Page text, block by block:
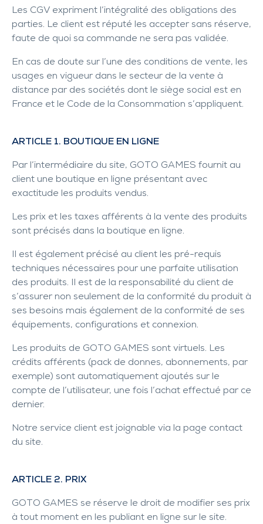
Les CGV expriment l’intégralité des obligations des
parties. Le client est réputé les accepter sans réserve,
faute de quoi sa commande ne sera pas validée.
En cas de doute sur l’une des conditions de vente, les
usages en vigueur dans le secteur de la vente à
distance par des sociétés dont le siège social est en
France et le Code de la Consommation s’appliquent.
ARTICLE 1. BOUTIQUE EN LIGNE
Par l’intermédiaire du site, GOTO GAMES fournit au
client une boutique en ligne présentant avec
exactitude les produits vendus.
Les prix et les taxes afférents à la vente des produits
sont précisés dans la boutique en ligne.
Il est également précisé au client les pré-requis
techniques nécessaires pour une parfaite utilisation
des produits. Il est de la responsabilité du client de
s’assurer non seulement de la conformité du produit à
ses besoins mais également de la conformité de ses
équipements, configurations et connexion.
Les produits de GOTO GAMES sont virtuels. Les
crédits afférents (pack de donnes, abonnements, par
exemple) sont automatiquement ajoutés sur le
compte de l’utilisateur, une fois l’achat effectué par ce
dernier.
Notre service client est joignable via la page contact
du site.
ARTICLE 2. PRIX
GOTO GAMES se réserve le droit de modifier ses prix
à tout moment en les publiant en ligne sur le site.